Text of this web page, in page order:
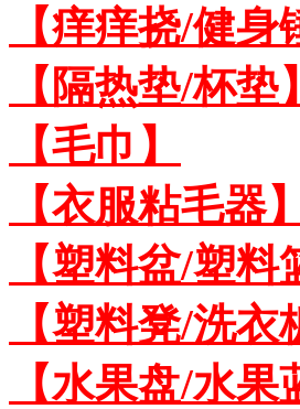
【痒痒挠/健
【隔热垫/杯垫】
【毛巾】
【衣服粘毛器】
【塑料盆/塑料
【塑料凳/洗衣
【水果盘/水果